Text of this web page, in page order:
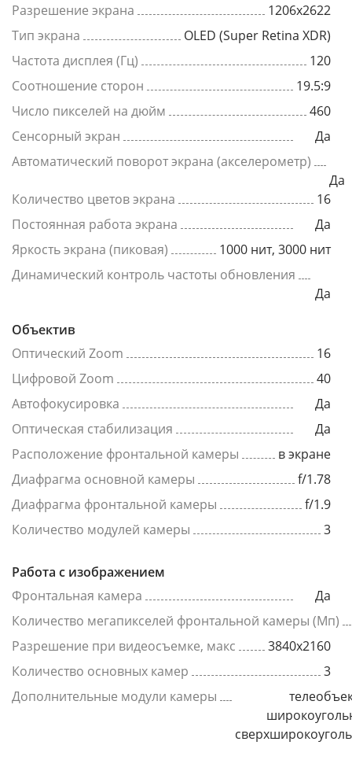
Разрешение экрана
1206x2622
Тип экрана
OLED (Super Retina XDR)
Частота дисплея (Гц)
120
Соотношение сторон
19.5:9
Число пикселей на дюйм
460
Сенсорный экран
Да
Автоматический поворот экрана (акселерометр)
Да
Количество цветов экрана
16
Постоянная работа экрана
Да
Яркость экрана (пиковая)
1000 нит, 3000 нит
Динамический контроль частоты обновления
Да
Объектив
Оптический Zoom
16
Цифровой Zoom
40
Автофокусировка
Да
Оптическая стабилизация
Да
Расположение фронтальной камеры
в экране
Диафрагма основной камеры
f/1.78
Диафрагма фронтальной камеры
f/1.9
Количество модулей камеры
3
Работа с изображением
Фронтальная камера
Да
Количество мегапикселей фронтальной камеры (Мп)
Разрешение при видеосъемке, макс
3840x2160
Количество основных камер
3
Дополнительные модули камеры